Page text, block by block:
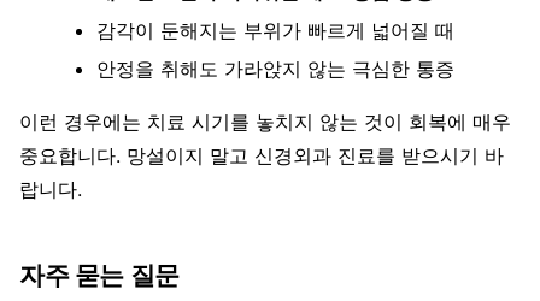
감각이 둔해지는 부위가 빠르게 넓어질 때
안정을 취해도 가라앉지 않는 극심한 통증
이런 경우에는 치료 시기를 놓치지 않는 것이 회복에 매우
중요합니다. 망설이지 말고 신경외과 진료를 받으시기 바
랍니다.
자주 묻는 질문